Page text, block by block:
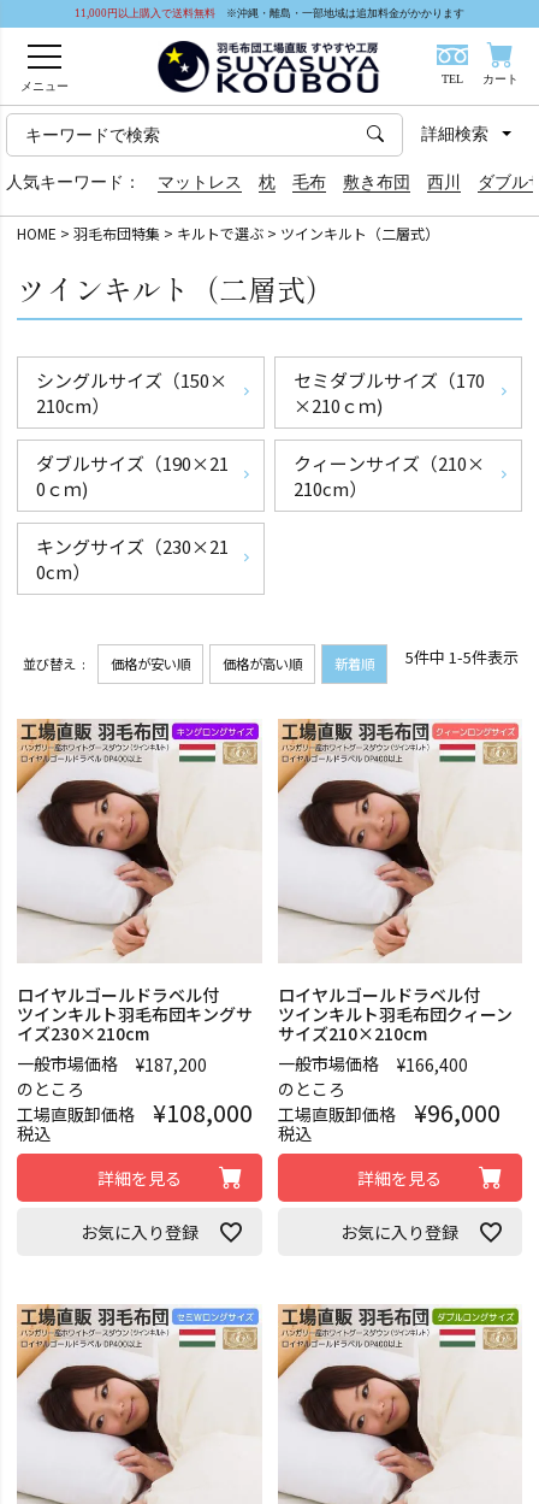
11,000円以上購入で送料無料 ※沖縄・離島・一部地域は追加料金がかかります
メニュー
TEL カート
人気キーワード： マットレス 枕 毛布 敷き布団 西川 ダブル
詳細検索
HOME 羽毛布団特集 キルトで選ぶ ツインキルト（二層式）
ツインキルト（二層式）
シングルサイズ（150×
210cm）
セミダブルサイズ（170
×210ｃｍ)
ダブルサイズ（190×21
0ｃｍ)
クィーンサイズ（210×
210cm）
キングサイズ（230×21
0cm）
並び替え 価格が安い順 価格が高い順 新着順 5件中 1-5件表示
ロイヤルゴールドラベル付
ツインキルト羽毛布団キングサ
イズ230×210cm
一般市場価格
¥187,200
のところ
工場直販卸価格
¥108,000
税込
詳細を見る
お気に入り登録
ロイヤルゴールドラベル付
ツインキルト羽毛布団クィーン
サイズ210×210cm
一般市場価格
¥166,400
のところ
工場直販卸価格
¥96,000
税込
詳細を見る
お気に入り登録